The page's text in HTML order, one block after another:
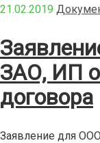
21.02.2019
ЗАО, ИП
договора
Заявление для